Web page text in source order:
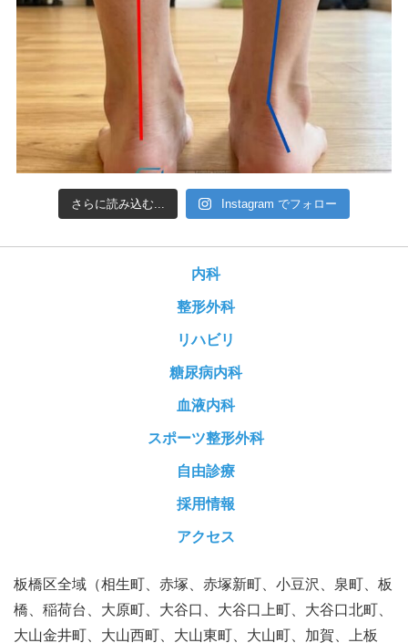
さらに読み込む... Instagram でフォロー
内科
整形外科
リハビリ
糖尿病内科
血液内科
スポーツ整形外科
自由診療
採用情報
アクセス
板橋区全域（相生町、赤塚、赤塚新町、小豆沢、泉町、板
橋、稲荷台、大原町、大谷口、大谷口上町、大谷口北町、
大山金井町、大山西町、大山東町、大山町、加賀、上板